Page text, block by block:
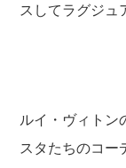
スしてラグジュ
ルイ・ヴィトン
スタたちのコー